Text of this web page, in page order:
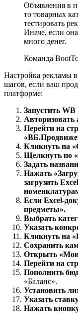
Объявления в
то товарных
тестировать
Иначе, если
много денег.
Команда
Настройка рекламы
шагов, если ваш
платформе:
Запустить
Авторизовать
Перейти на
Кликнуть на
Щелкнуть по
Задать
Нажать
загрузить
Если Excel-
предметы».
Выбрать
Указать
Кликнуть на
Сохранить
Открыть
Перейти на
Пополнить
«Баланс».
Установить
Указать
Нажать